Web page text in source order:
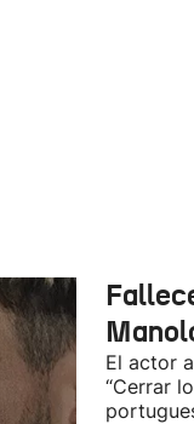
El actor
“Cerrar